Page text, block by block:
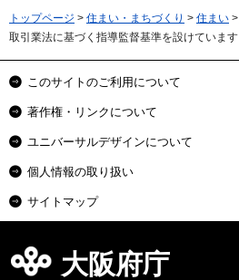
トップページ > 住まい・まちづくり > 住まい >
取引業法に基づく指導監督基準を設けています
このサイトのご利用について
著作権・リンクについて
ユニバーサルデザインについて
個人情報の取り扱い
サイトマップ
大阪府庁